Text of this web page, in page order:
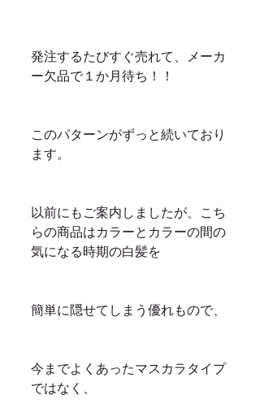
発注するたびすぐ売れて、メーカ
ー欠品で１か月待ち！！
このパターンがずっと続いており
ます。
以前にもご案内しましたが、こち
らの商品はカラーとカラーの間の
気になる時期の白髪を
簡単に隠せてしまう優れもので、
今までよくあったマスカラタイプ
ではなく、